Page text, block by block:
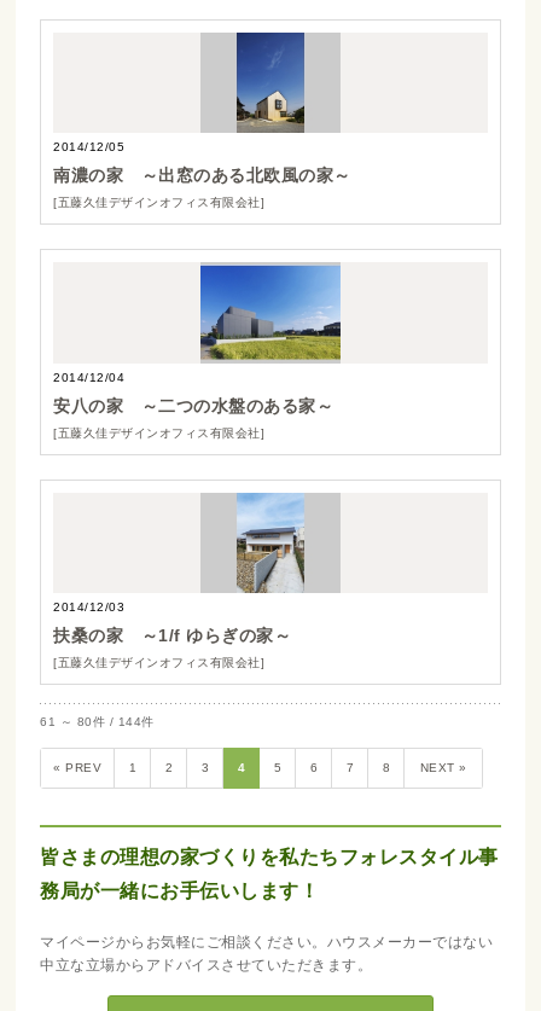
2014/12/05
南濃の家 ～出窓のある北欧風の家～
[五藤久佳デザインオフィス有限会社]
2014/12/04
安八の家 ～二つの水盤のある家～
[五藤久佳デザインオフィス有限会社]
2014/12/03
扶桑の家 ～1/f ゆらぎの家～
[五藤久佳デザインオフィス有限会社]
61 ～ 80件 / 144件
« PREV 1 2 3 4 5 6 7 8 NEXT »
皆さまの理想の家づくりを私たちフォレスタイル事
務局が一緒にお手伝いします！
マイページからお気軽にご相談ください。ハウスメーカーではない
中立な立場からアドバイスさせていただきます。